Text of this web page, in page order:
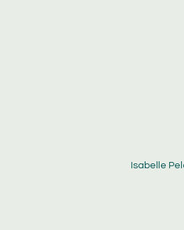
Isabelle